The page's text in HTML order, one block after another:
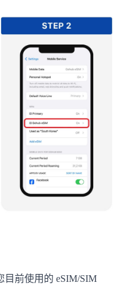
目前使用的 eSIM/SIM